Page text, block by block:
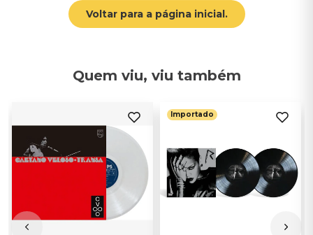
Voltar para a página inicial.
Quem viu, viu também
Importado